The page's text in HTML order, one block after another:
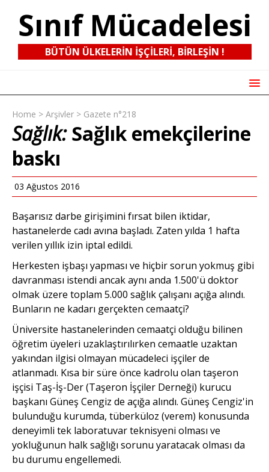
Sınıf Mücadelesi
BÜTÜN ÜLKELERIN IŞÇILERI, BIRLEŞIN !
Home > Arşivler > Gazete n°218
Sağlık:Sağlık emekçilerine
baskı
03 Ağustos 2016
Başarısız darbe girişimini fırsat bilen iktidar,
hastanelerde cadı avına başladı. Zaten yılda 1 hafta
verilen yıllık izin iptal edildi.
Herkesten işbaşı yapması ve hiçbir sorun yokmuş gibi
davranması istendi ancak aynı anda 1.500'ü doktor
olmak üzere toplam 5.000 sağlık çalışanı açığa alındı.
Bunların ne kadarı gerçekten cemaatçi?
Üniversite hastanelerinden cemaatçi olduğu bilinen
öğretim üyeleri uzaklaştırılırken cemaatle uzaktan
yakından ilgisi olmayan mücadeleci işçiler de
atlanmadı. Kısa bir süre önce kadrolu olan taşeron
işçisi Taş-İş-Der (Taşeron İşçiler Derneği) kurucu
başkanı Güneş Cengiz de açığa alındı. Güneş Cengiz'in
bulunduğu kurumda, tüberküloz (verem) konusunda
deneyimli tek laboratuvar teknisyeni olması ve
yokluğunun halk sağlığı sorunu yaratacak olması da
bu durumu engellemedi.